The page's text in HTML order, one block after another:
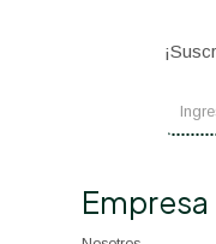
Empresa